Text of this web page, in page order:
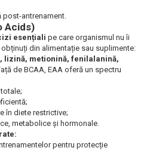
post-antrenament.
Acids)
esențiali pe care organismul nu îi
din alimentație sau suplimente:
lizină, metionină, fenilalanină,
de BCAA, EAA oferă un spectru
în diete restrictive;
metabolice și hormonale.
pentru protecție